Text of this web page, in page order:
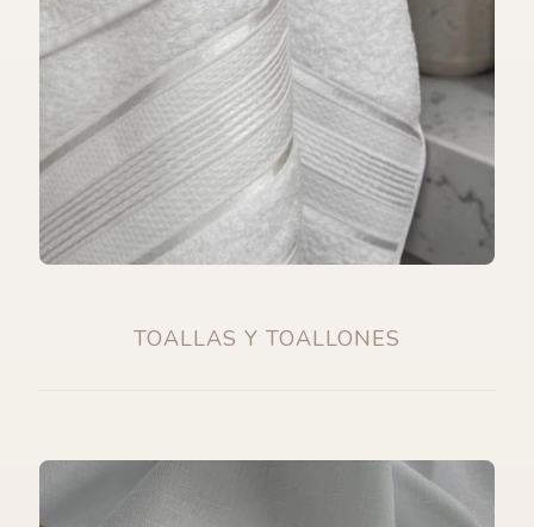
TOALLAS Y TOALLONES